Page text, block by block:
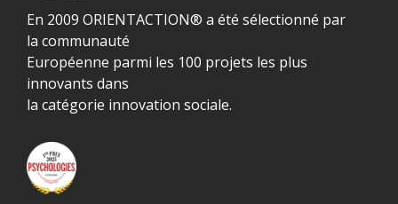
En 2009 ORIENTACTION® a été sélectionné par
la communauté
Européenne parmi les 100 projets les plus
innovants dans
la catégorie innovation sociale.